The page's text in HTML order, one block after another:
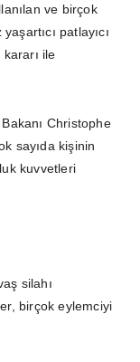
ve birçok
patlayıcı
kararı ile
Christophe
sayıda kişinin
kuvvetleri
silahı
birçok eylemciyi